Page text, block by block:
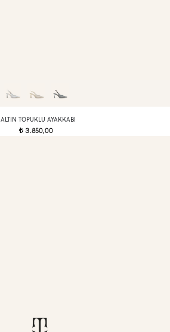
ALTIN TOPUKLU AYAKKABI
t3.850,00